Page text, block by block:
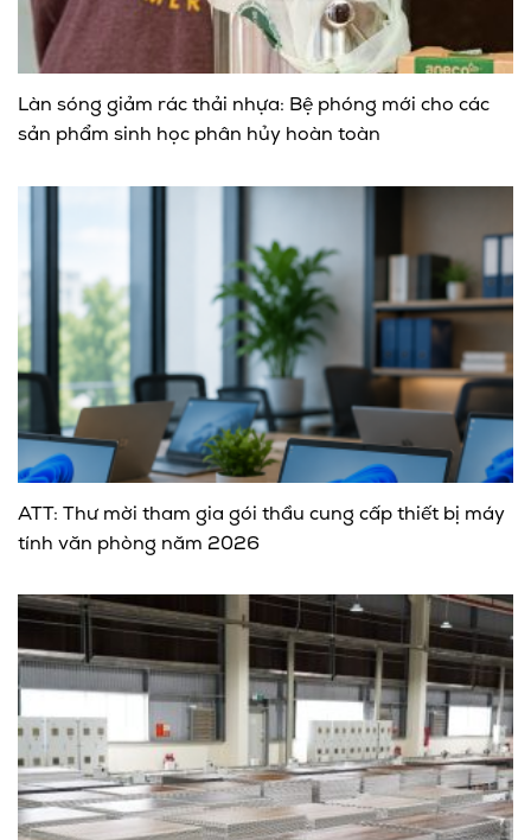
Làn sóng giảm rác thải nhựa: Bệ phóng mới cho các
sản phẩm sinh học phân hủy hoàn toàn
ATT: Thư mời tham gia gói thầu cung cấp thiết bị máy
tính văn phòng năm 2026